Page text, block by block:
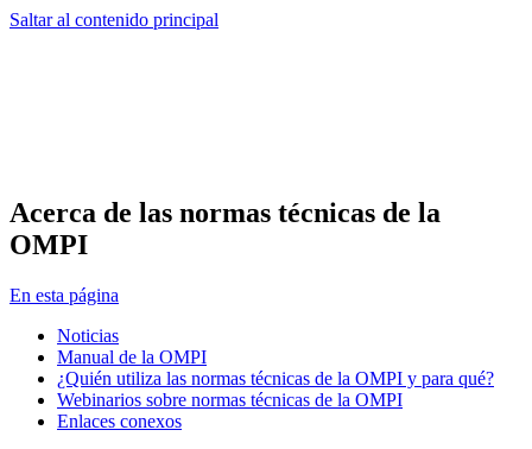
Saltar al contenido principal
Acerca de las normas técnicas de la
OMPI
En esta página
Noticias
Manual de la OMPI
¿Quién utiliza las normas técnicas de la OMPI y para qué?
Webinarios sobre normas técnicas de la OMPI
Enlaces conexos